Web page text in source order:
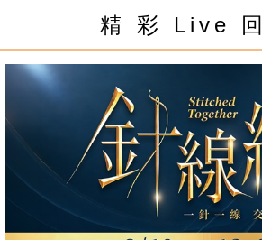
精 彩 Live